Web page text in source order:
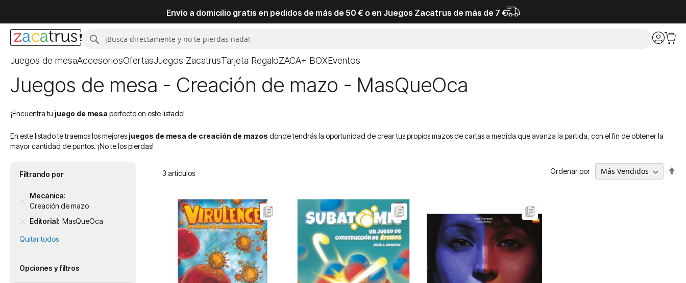
Envío a domicilio gratis en pedidos de más de 50 € o en Juegos Zacatrus de más de 7 €
Buscar
Juegos de mesaAccesoriosOfertasJuegos ZacatrusTarjeta RegaloZACA+ BOXEventos
Juegos de mesa - Creación de mazo - MasQueOca
¡Encuentra tu juego de mesa perfecto en este listado!
En este listado te traemos los mejores juegos de mesa de creación de mazos donde tendrás la oportunidad de crear tus propios mazos de cartas a medida que avanza la partida, con el fin de obtener la
mayor cantidad de puntos. ¡No te los pierdas!
3 artículos Ordenar por
Filtrando por
Mecánica
Creación de mazo
Editorial MasQueOca
Quitar todos
Opciones y filtros